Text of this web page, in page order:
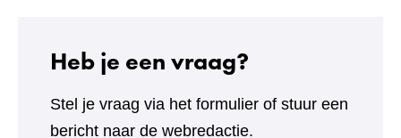
Heb je een vraag?
Stel je vraag via het formulier of stuur een
bericht naar de webredactie.